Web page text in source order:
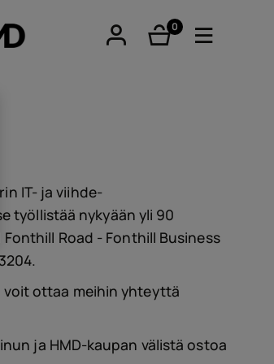
0
tuotteet
IT- ja viihde-
työllistää nykyään yli 90
Fonthill Road - Fonthill Business
voit ottaa meihin yhteyttä
ja HMD-kaupan välistä ostoa